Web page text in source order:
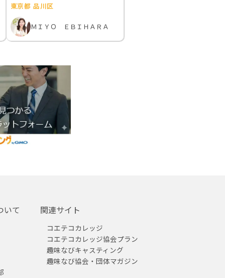
東京都 品川区
ＭＩＹＯ ＥＢＩＨＡＲＡ
いて 関連サイト
コエテコカレッジ
コエテコカレッジ協会プラン
趣味なびキャスティング
趣味なび協会・団体マガジン